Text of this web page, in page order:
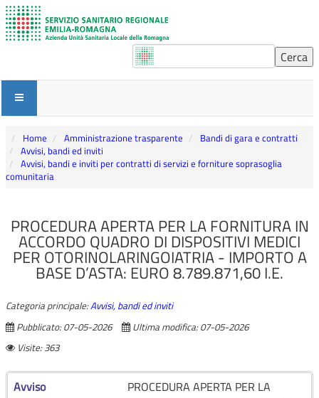
Home Amministrazione trasparente
Bandi di gara e contratti
Avvisi, bandi ed inviti
Avvisi, bandi e inviti per contratti di servizi e forniture soprasoglia
comunitaria
PROCEDURA APERTA PER LA FORNITURA IN
ACCORDO QUADRO DI DISPOSITIVI MEDICI
PER OTORINOLARINGOIATRIA - IMPORTO A
BASE D’ASTA: EURO 8.789.871,60 I.E.
Categoria principale:Avvisi, bandi ed inviti
Pubblicato: 07-05-2026
Ultima modifica: 07-05-2026
Visite: 363
Avviso
PROCEDURA APERTA PER LA